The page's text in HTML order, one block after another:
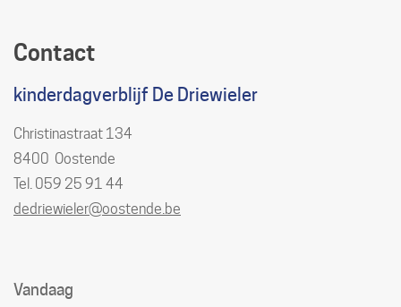
Contact
kinderdagverblijf De Driewieler
Christinastraat 134
,8400 Oostende
Tel./GSM
059 25 91 44
E-
dedriewieler@oostende.be
Openingsuren
Vandaag